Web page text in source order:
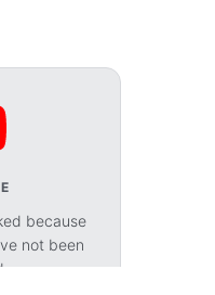
because
not been